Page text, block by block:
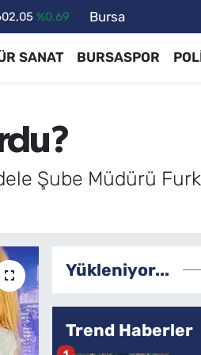
%0.06
13.768 %48
Bursa
SANAT BURSASPOR
Şube Müdürü
Yükleniyor...
Trend Haberler